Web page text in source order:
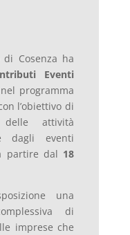
di Cosenza ha
Eventi
programma
l’obiettivo di
attività
dagli eventi
partire dal 18
una
di
imprese che